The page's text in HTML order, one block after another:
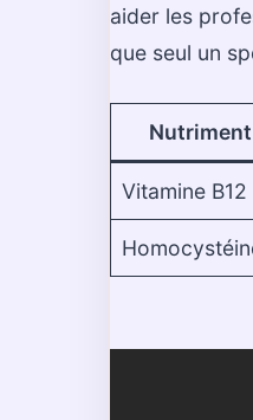
aider les
que seul un
Nutriment
Vitamine B12